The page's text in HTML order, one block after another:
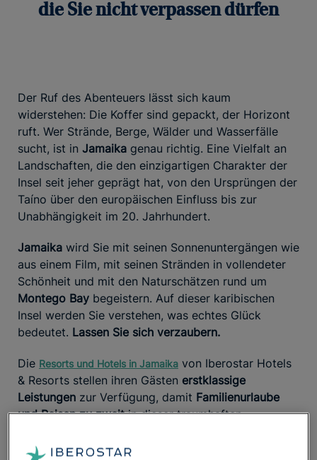
die Sie nicht verpassen dürfen
Der Ruf des Abenteuers lässt sich kaum
widerstehen: Die Koffer sind gepackt, der Horizont
ruft. Wer Strände, Berge, Wälder und Wasserfälle
sucht, ist in Jamaika genau richtig. Eine Vielfalt an
Landschaften, die den einzigartigen Charakter der
Insel seit jeher geprägt hat, von den Ursprüngen der
Taíno über den europäischen Einfluss bis zur
Unabhängigkeit im 20. Jahrhundert.
Jamaika wird Sie mit seinen Sonnenuntergängen wie
aus einem Film, mit seinen Stränden in vollendeter
Schönheit und mit den Naturschätzen rund um
Montego Bay begeistern. Auf dieser karibischen
Insel werden Sie verstehen, was echtes Glück
bedeutet. Lassen Sie sich verzaubern.
Die Resorts und Hotels in Jamaika von Iberostar Hotels
& Resorts stellen ihren Gästen erstklassige
Leistungen zur Verfügung, damit Familienurlaube
und Reisen zu zweitin dieser traumhaften